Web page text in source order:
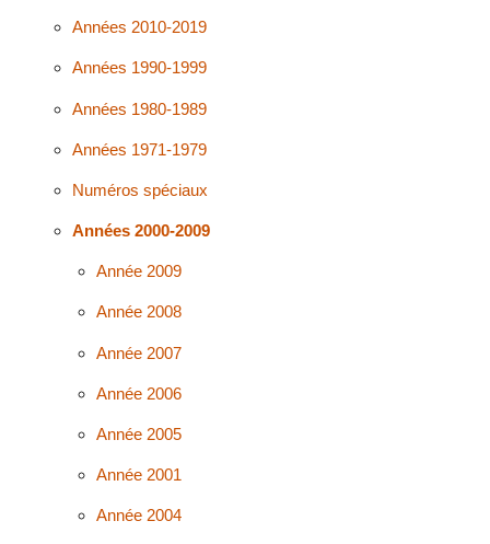
Années 2010-2019
Années 1990-1999
Années 1980-1989
Années 1971-1979
Numéros spéciaux
Années 2000-2009
Année 2009
Année 2008
Année 2007
Année 2006
Année 2005
Année 2001
Année 2004